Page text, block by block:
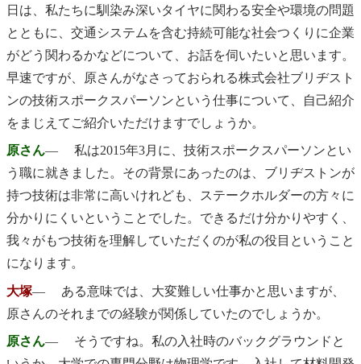
日は、私たちに馴染み深いタイヤに関わる安全や環境の問題
とともに、交通システムを含む持続可能な社会つくりに企業
がどう関わるかなどについて、お話を伺いたいと思います。
早速ですが、原さんがなさっておられる株式会社ブリヂスト
ンの技術スポークスパーソンという仕事について、自己紹介
をまじえてご紹介いただけますでしょうか。
原さん― 私は2015年3月に、技術スポークスパーソンとい
う職に就きました。その背景にあったのは、ブリヂストンが
持つ技術は非常に高いけれども、ステークホルダーの方々に
分かりにくいということでした。できるだけ分かりやすく、
我々がもつ技術を理解していただくのが私の役目ということ
になります。
大塚― ある意味では、大変難しい仕事かと思いますが、
原さんのそれまでの経験が関係していたのでしょうか。
原さん― そうですね。私の入社時のバックグラウンドと